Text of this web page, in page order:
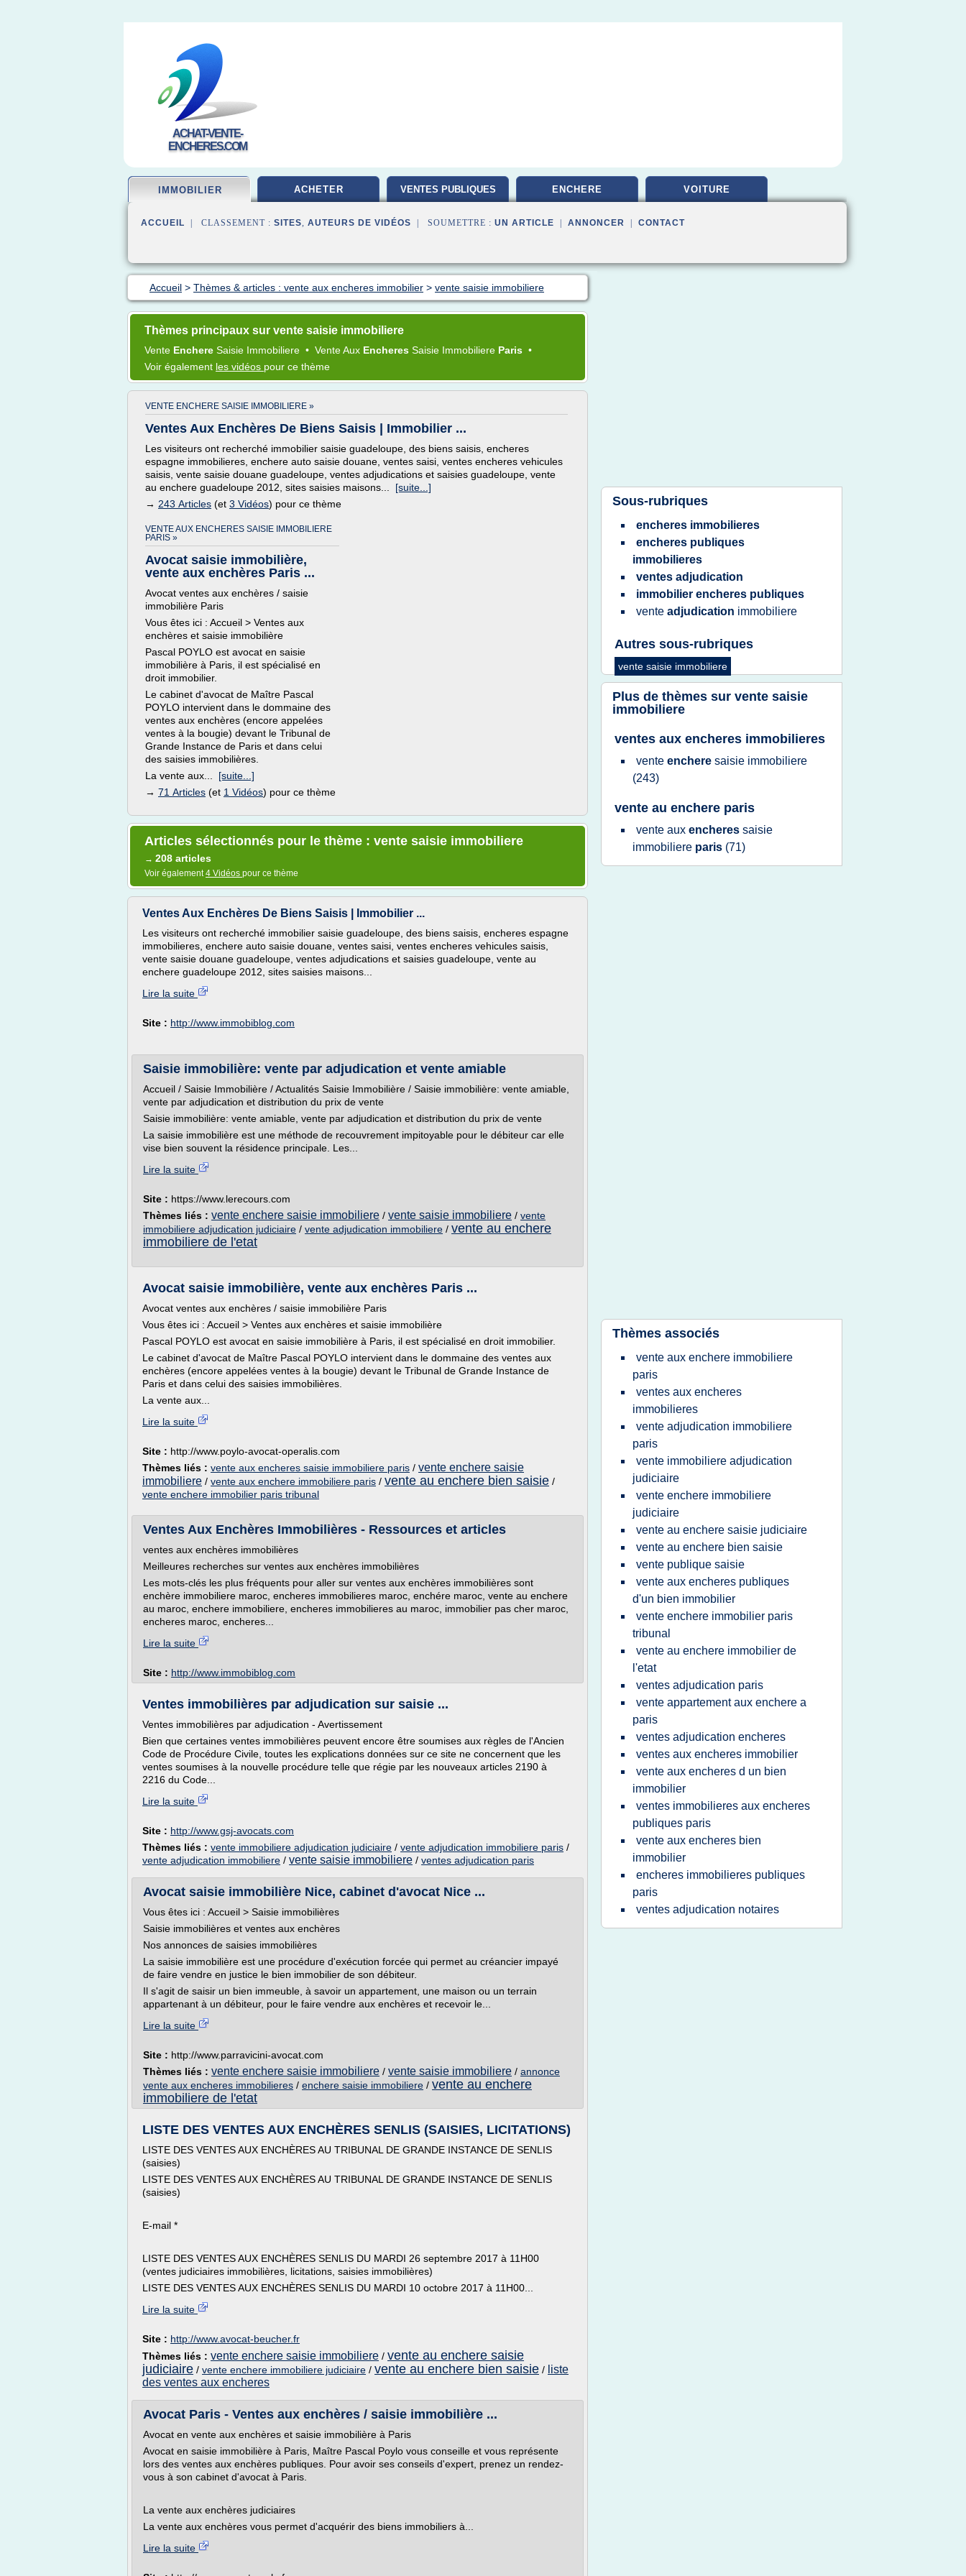
ACHAT-VENTE-
ENCHERES.COM
IMMOBILIER ACHETER VENTES PUBLIQUES ENCHERE VOITURE
ACCUEIL | CLASSEMENT : SITES, AUTEURS DE VIDÉOS | SOUMETTRE : UN ARTICLE ANNONCER CONTACT
Accueil > Thèmes & articles : vente aux encheres immobilier > vente saisie immobiliere
Thèmes principaux sur vente saisie immobiliere
Vente Enchere Saisie Immobiliere • VenteAux Encheres Saisie Immobiliere Paris •
Voir également les vidéos pour ce thème
VENTE ENCHERE SAISIE IMMOBILIERE »
Ventes Aux Enchères De Biens Saisis | Immobilier ...
Les visiteurs ont recherché immobilier saisie guadeloupe, des biens saisis, encheres
espagne immobilieres, enchere auto saisie douane, ventes saisi, ventes encheres vehicules
saisis, vente saisie douane guadeloupe, ventes adjudications et saisies guadeloupe, vente
au enchere guadeloupe 2012, sites saisies maisons... [suite...]
→ 243 Articles (et 3 Vidéos) pour ce thème
VENTE AUX ENCHERES SAISIE IMMOBILIERE
PARIS »
Avocat saisie immobilière,
vente aux enchères Paris ...
Avocat ventes aux enchères / saisie
immobilière Paris
Vous êtes ici : Accueil > Ventes aux
enchères et saisie immobilière
Pascal POYLO est avocat en saisie
immobilière à Paris, il est spécialisé en
droit immobilier.
Le cabinet d'avocat de Maître Pascal
POYLO intervient dans le dommaine des
ventes aux enchères (encore appelées
ventes à la bougie) devant le Tribunal de
Grande Instance de Paris et dans celui
des saisies immobilières.
La vente aux... [suite...]
→ 71 Articles (et 1 Vidéos) pour ce thème
Articles sélectionnés pour le thème : vente saisie immobiliere
→ 208 articles
Voir également4 Vidéos pour ce thème
Ventes Aux Enchères De Biens Saisis | Immobilier ...
Les visiteurs ont recherché immobilier saisie guadeloupe, des biens saisis, encheres espagne
immobilieres, enchere auto saisie douane, ventes saisi, ventes encheres vehicules saisis,
vente saisie douane guadeloupe, ventes adjudications et saisies guadeloupe, vente au
enchere guadeloupe 2012, sites saisies maisons...
Lire la suite
Site : http://www.immobiblog.com
Saisie immobilière: vente par adjudication et vente amiable
Accueil / Saisie Immobilière / Actualités Saisie Immobilière / Saisie immobilière: vente amiable,
vente par adjudication et distribution du prix de vente
Saisie immobilière: vente amiable, vente par adjudication et distribution du prix de vente
La saisie immobilière est une méthode de recouvrement impitoyable pour le débiteur car elle
vise bien souvent la résidence principale. Les...
Lire la suite
Site : https://www.lerecours.com
Thèmes liés : vente enchere saisie immobiliere / vente saisie immobiliere / vente
immobiliere adjudication judiciaire / vente adjudication immobiliere / vente au enchere
immobiliere de l'etat
Avocat saisie immobilière, vente aux enchères Paris ...
Avocat ventes aux enchères / saisie immobilière Paris
Vous êtes ici : Accueil > Ventes aux enchères et saisie immobilière
Pascal POYLO est avocat en saisie immobilière à Paris, il est spécialisé en droit immobilier.
Le cabinet d'avocat de Maître Pascal POYLO intervient dans le dommaine des ventes aux
enchères (encore appelées ventes à la bougie) devant le Tribunal de Grande Instance de
Paris et dans celui des saisies immobilières.
La vente aux...
Lire la suite
Site : http://www.poylo-avocat-operalis.com
Thèmes liés : vente aux encheres saisie immobiliere paris / vente enchere saisie
immobiliere / vente aux enchere immobiliere paris / vente au enchere bien saisie /
vente enchere immobilier paris tribunal
Ventes Aux Enchères Immobilières - Ressources et articles
ventes aux enchères immobilières
Meilleures recherches sur ventes aux enchères immobilières
Les mots-clés les plus fréquents pour aller sur ventes aux enchères immobilières sont
enchère immobiliere maroc, encheres immobilieres maroc, enchére maroc, vente au enchere
au maroc, enchere immobiliere, encheres immobilieres au maroc, immobilier pas cher maroc,
encheres maroc, encheres...
Lire la suite
Site : http://www.immobiblog.com
Ventes immobilières par adjudication sur saisie ...
Ventes immobilières par adjudication - Avertissement
Bien que certaines ventes immobilières peuvent encore être soumises aux règles de l'Ancien
Code de Procédure Civile, toutes les explications données sur ce site ne concernent que les
ventes soumises à la nouvelle procédure telle que régie par les nouveaux articles 2190 à
2216 du Code...
Lire la suite
Site : http://www.gsj-avocats.com
Thèmes liés : vente immobiliere adjudication judiciaire / vente adjudication immobiliere paris /
vente adjudication immobiliere / vente saisie immobiliere / ventes adjudication paris
Avocat saisie immobilière Nice, cabinet d'avocat Nice ...
Vous êtes ici : Accueil > Saisie immobilières
Saisie immobilières et ventes aux enchères
Nos annonces de saisies immobilières
La saisie immobilière est une procédure d'exécution forcée qui permet au créancier impayé
de faire vendre en justice le bien immobilier de son débiteur.
Il s'agit de saisir un bien immeuble, à savoir un appartement, une maison ou un terrain
appartenant à un débiteur, pour le faire vendre aux enchères et recevoir le...
Lire la suite
Site : http://www.parravicini-avocat.com
Thèmes liés : vente enchere saisie immobiliere / vente saisie immobiliere / annonce
vente aux encheres immobilieres / enchere saisie immobiliere / vente au enchere
immobiliere de l'etat
LISTE DES VENTES AUX ENCHÈRES SENLIS (SAISIES, LICITATIONS)
LISTE DES VENTES AUX ENCHÈRES AU TRIBUNAL DE GRANDE INSTANCE DE SENLIS
(saisies)
LISTE DES VENTES AUX ENCHÈRES AU TRIBUNAL DE GRANDE INSTANCE DE SENLIS
(saisies)
E-mail *
LISTE DES VENTES AUX ENCHÈRES SENLIS DU MARDI 26 septembre 2017 à 11H00
(ventes judiciaires immobilières, licitations, saisies immobilières)
LISTE DES VENTES AUX ENCHÈRES SENLIS DU MARDI 10 octobre 2017 à 11H00...
Lire la suite
Site : http://www.avocat-beucher.fr
Thèmes liés : vente enchere saisie immobiliere / vente au enchere saisie
judiciaire / vente enchere immobiliere judiciaire / vente au enchere bien saisie / liste
des ventes aux encheres
Avocat Paris - Ventes aux enchères / saisie immobilière ...
Avocat en vente aux enchères et saisie immobilière à Paris
Avocat en saisie immobilière à Paris, Maître Pascal Poylo vous conseille et vous représente
lors des ventes aux enchères publiques. Pour avoir ses conseils d'expert, prenez un rendez-
vous à son cabinet d'avocat à Paris.
La vente aux enchères judiciaires
La vente aux enchères vous permet d'acquérir des biens immobiliers à...
Lire la suite
Sous-rubriques
encheres immobilieres
encheres publiques
immobilieres
ventes adjudication
immobilier encheres publiques
vente adjudication immobiliere
Autres sous-rubriques
vente saisie immobiliere
Plus de thèmes sur vente saisie
immobiliere
ventes aux encheres immobilieres
vente enchere saisie immobiliere
(243)
vente au enchere paris
vente aux encheres saisie
immobiliere paris (71)
Thèmes associés
vente aux enchere immobiliere
paris
ventes aux encheres
immobilieres
vente adjudication immobiliere
paris
vente immobiliere adjudication
judiciaire
vente enchere immobiliere
judiciaire
vente au enchere saisie judiciaire
vente au enchere bien saisie
vente publique saisie
vente aux encheres publiques
d'un bien immobilier
vente enchere immobilier paris
tribunal
vente au enchere immobilier de
l'etat
ventes adjudication paris
vente appartement aux enchere a
paris
ventes adjudication encheres
ventes aux encheres immobilier
vente aux encheres d un bien
immobilier
ventes immobilieres aux encheres
publiques paris
vente aux encheres bien
immobilier
encheres immobilieres publiques
paris
ventes adjudication notaires